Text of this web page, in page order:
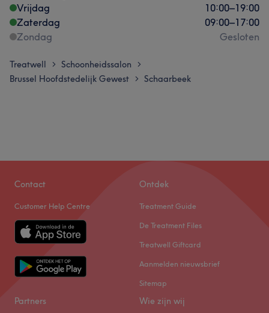
Vrijdag
10:00–19:00
Zaterdag
09:00–17:00
Zondag
Gesloten
Treatwell > Schoonheidssalon >
Brussel Hoofdstedelijk Gewest > Schaarbeek
Contact
Customer Help Centre
Ontdek
Treatment Guide
De Treatment Files
Treatwell Giftcard
Aanmelden nieuwsbrief
Sitemap
Partners Wie zijn wij